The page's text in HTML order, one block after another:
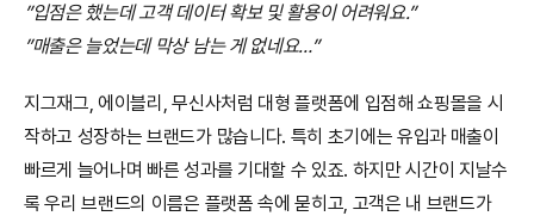
”입점은 했는데 고객 데이터 확보 및 활용이 어려워요.”
”매출은 늘었는데 막상 남는 게 없네요…”
지그재그, 에이블리, 무신사처럼 대형 플랫폼에 입점해 쇼핑몰을 시
작하고 성장하는 브랜드가 많습니다. 특히 초기에는 유입과 매출이
빠르게 늘어나며 빠른 성과를 기대할 수 있죠. 하지만 시간이 지날수
록 우리 브랜드의 이름은 플랫폼 속에 묻히고, 고객은 내 브랜드가